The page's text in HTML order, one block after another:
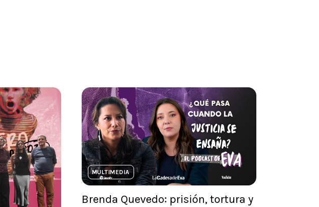
MULTIMEDIA
Brenda Quevedo: prisión, tortura y